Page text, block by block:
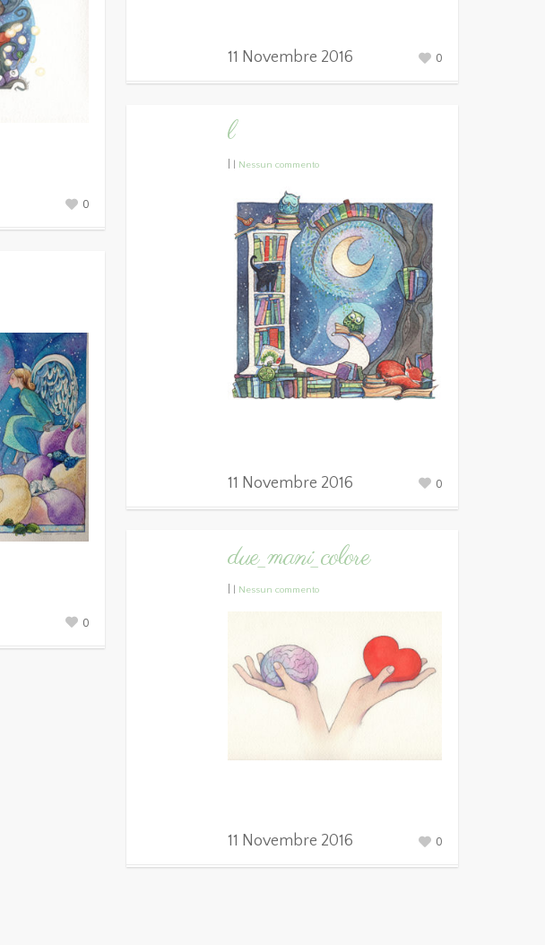
11 Novembre 2016 0
0
l
Nessun commento
11 Novembre 2016 0
0
due_mani_colore
Nessun commento
11 Novembre 2016 0